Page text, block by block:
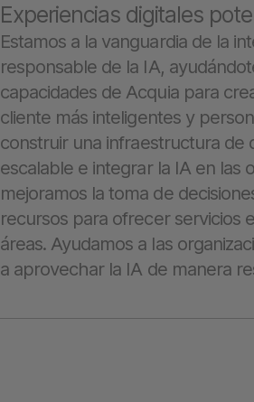
Experiencias digitales
Estamos a la vanguardia de la
responsable de la IA,
capacidades de Acquia para
cliente más inteligentes y
construir una infraestructura de
escalable e integrar la IA en las
mejoramos la toma de
recursos para ofrecer servicios
áreas. Ayudamos a las
a aprovechar la IA de manera